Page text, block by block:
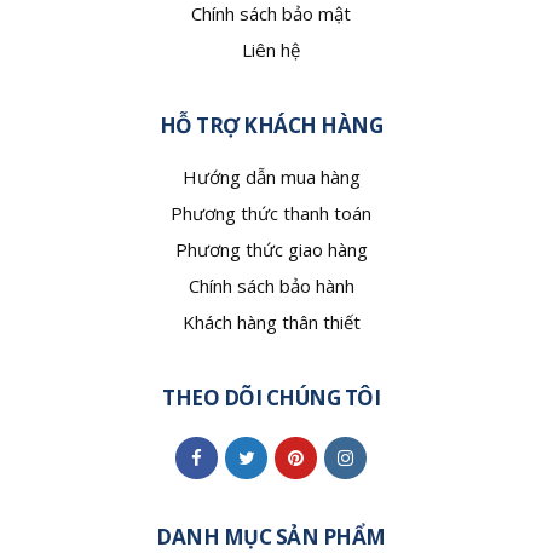
Chính sách bảo mật
Liên hệ
HỖ TRỢ KHÁCH HÀNG
Hướng dẫn mua hàng
Phương thức thanh toán
Phương thức giao hàng
Chính sách bảo hành
Khách hàng thân thiết
THEO DÕI CHÚNG TÔI
DANH MỤC SẢN PHẨM